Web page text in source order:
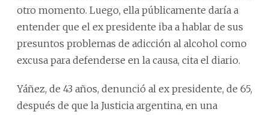
otro momento. Luego, ella públicamente daría a
entender que el ex presidente iba a hablar de sus
presuntos problemas de adicción al alcohol como
excusa para defenderse en la causa, cita el diario.
Yáñez, de 43 años, denunció al ex presidente, de 65,
después de que la Justicia argentina, en una